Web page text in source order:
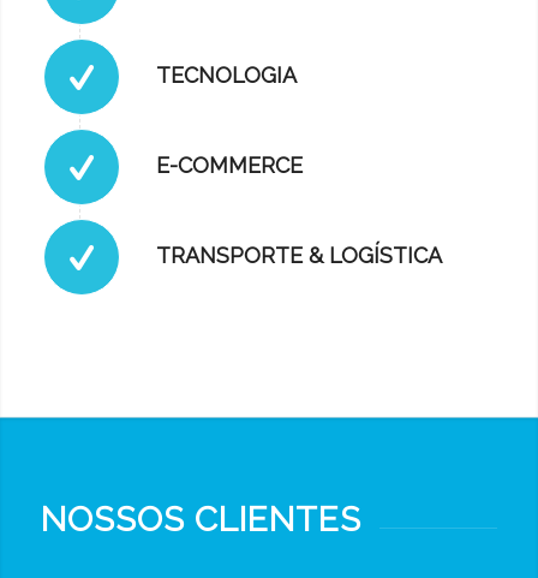
TECNOLOGIA
E-COMMERCE
TRANSPORTE & LOGÍSTICA
NOSSOS CLIENTES